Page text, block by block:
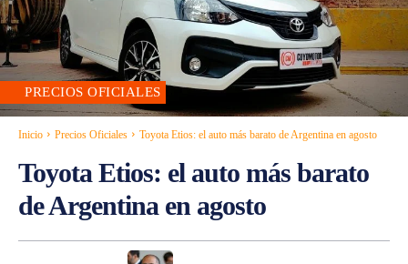
PRECIOS OFICIALES
Inicio Precios Oficiales Toyota Etios: el auto más barato de Argentina en agosto
Toyota Etios: el auto más barato
de Argentina en agosto